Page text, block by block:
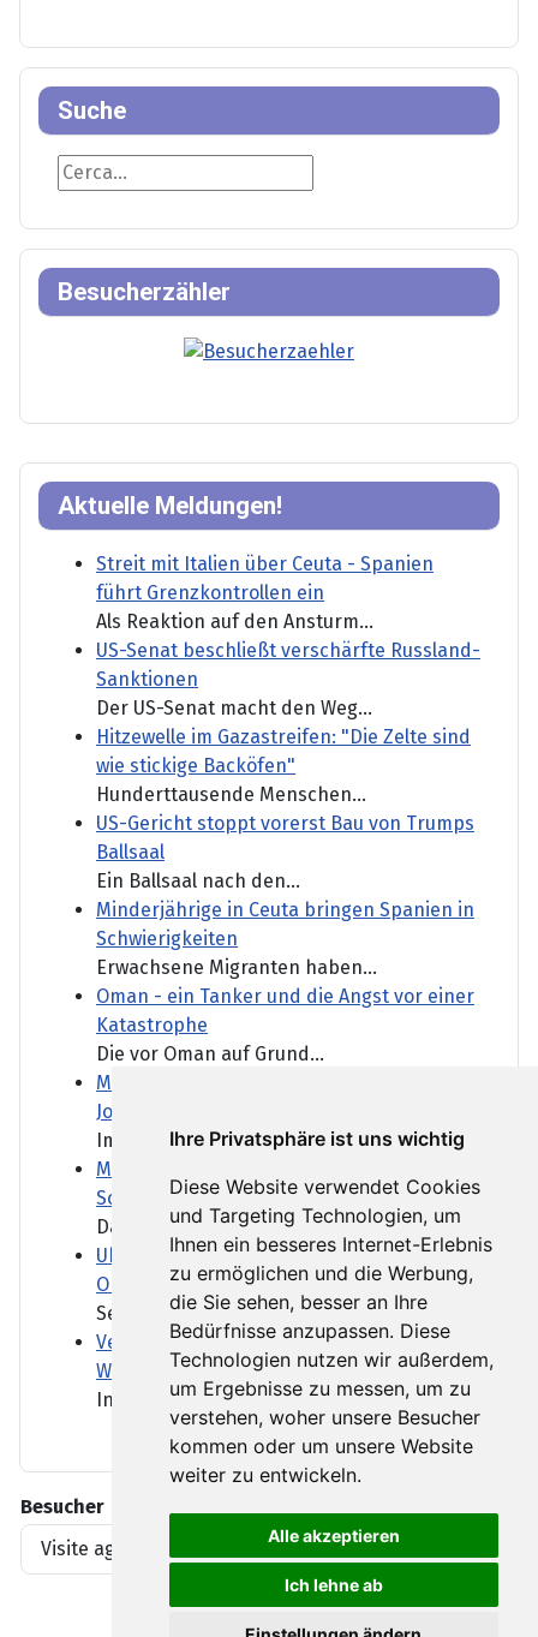
Ihre Privatsphäre ist uns wichtig
Diese Website verwendet Cookies
und Targeting Technologien, um
Ihnen ein besseres Internet-Erlebnis
zu ermöglichen und die Werbung,
die Sie sehen, besser an Ihre
Bedürfnisse anzupassen. Diese
Technologien nutzen wir außerdem,
um Ergebnisse zu messen, um zu
verstehen, woher unsere Besucher
kommen oder um unsere Website
weiter zu entwickeln.
Alle akzeptieren
Ich lehne ab
Aktuelle Meldungen!
Streit mit Italien über Ceuta - Spanien
führt Grenzkontrollen ein
Als Reaktion auf den Ansturm...
US-Senat beschließt verschärfte Russland-
Sanktionen
Der US-Senat macht den Weg...
Hitzewelle im Gazastreifen: "Die Zelte sind
wie stickige Backöfen"
Hunderttausende Menschen...
US-Gericht stoppt vorerst Bau von Trumps
Ballsaal
Ein Ballsaal nach den...
Minderjährige in Ceuta bringen Spanien in
Schwierigkeiten
Erwachsene Migranten haben...
Oman - ein Tanker und die Angst vor einer
Katastrophe
Die vor Oman auf Grund...
Marktbericht: Neuer DAX-Rekord nach US-
Job-Daten
Im Sog der Wall Street hat...
Mehrere Bundesländer lockern Lkw-
Sonntagsfahrverbot
Das Niedrigwasser erschwert...
Ukraine greift erneut russischen
Onlinehändler Wildberries an
Seit einigen Wochen greift...
Verdächtiger Drohnenflug über "Patriot-
Werft"
In Mechernich befindet sich...
Suche
Suche
Besucherzähler
Besucher
Visite agli articoli